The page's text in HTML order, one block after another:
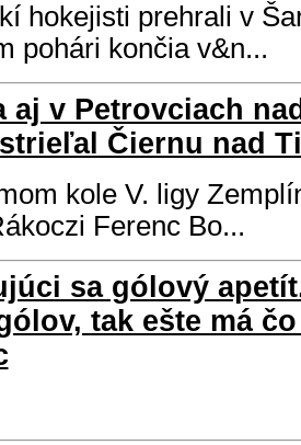
hokejisti prehrali v
pohári končia v&n...
aj v Petrovciach
Čiernu nad
kole V. ligy
Ferenc Bo...
sa gólový
tak ešte má